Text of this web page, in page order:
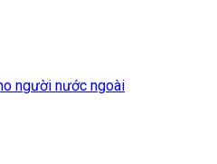
người nước ngoài